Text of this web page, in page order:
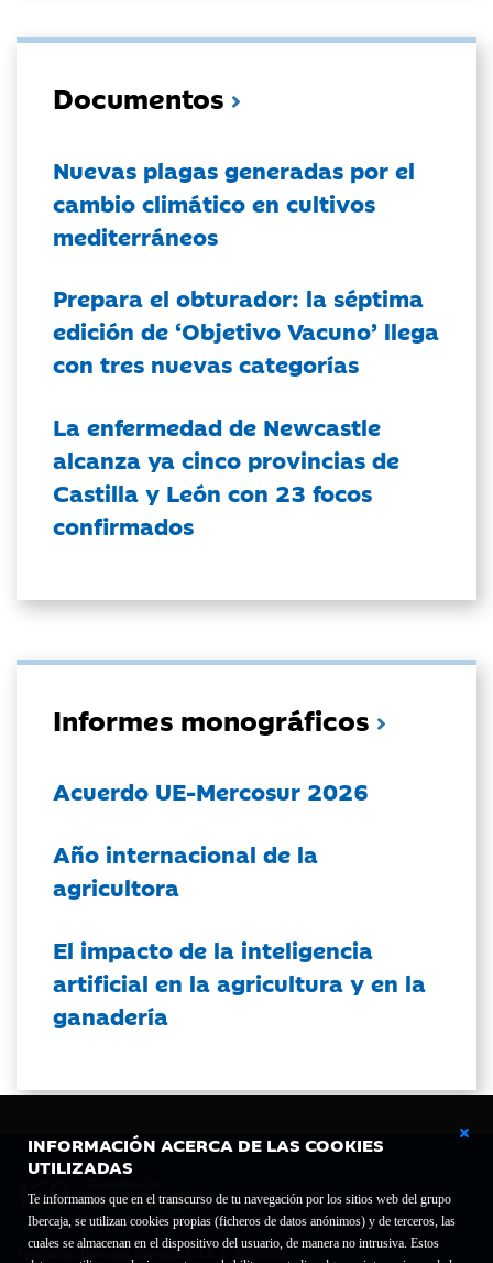
INFORMACIÓN ACERCA DE LAS COOKIES
UTILIZADAS
Te informamos que en el transcurso de tu navegación por los sitios web del grupo
Ibercaja, se utilizan cookies propias (ficheros de datos anónimos) y de terceros, las
cuales se almacenan en el dispositivo del usuario, de manera no intrusiva. Estos
Documentos
Nuevas plagas generadas por el
cambio climático en cultivos
mediterráneos
Prepara el obturador: la séptima
edición de ‘Objetivo Vacuno’ llega
con tres nuevas categorías
La enfermedad de Newcastle
alcanza ya cinco provincias de
Castilla y León con 23 focos
confirmados
Informes monográficos
Acuerdo UE-Mercosur 2026
Año internacional de la
agricultora
El impacto de la inteligencia
artificial en la agricultura y en la
ganadería
Fundación Bancaria Ibercaja C.I.F. G-50000652.